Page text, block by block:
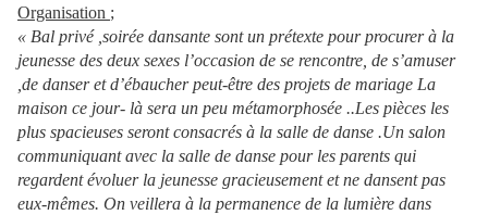
Organisation ;
« Bal privé ,soirée dansante sont un prétexte pour procurer à la
jeunesse des deux sexes l’occasion de se rencontre, de s’amuser
,de danser et d’ébaucher peut-être des projets de mariage La
maison ce jour- là sera un peu métamorphosée ..Les pièces les
plus spacieuses seront consacrés à la salle de danse .Un salon
communiquant avec la salle de danse pour les parents qui
regardent évoluer la jeunesse gracieusement et ne dansent pas
eux-mêmes. On veillera à la permanence de la lumière dans